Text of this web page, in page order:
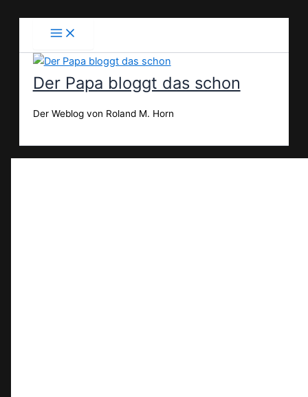
Der Papa bloggt das schon
Der Weblog von Roland M. Horn